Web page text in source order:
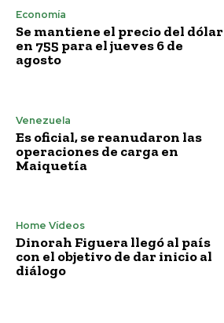
Economía
Se mantiene el precio del dólar
en 755 para el jueves 6 de
agosto
Venezuela
Es oficial, se reanudaron las
operaciones de carga en
Maiquetía
Home Vídeos
Dinorah Figuera llegó al país
con el objetivo de dar inicio al
diálogo